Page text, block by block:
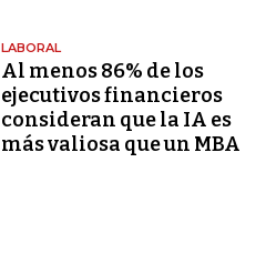
LABORAL
Al menos 86% de los
ejecutivos financieros
consideran que la IA es
más valiosa que un MBA